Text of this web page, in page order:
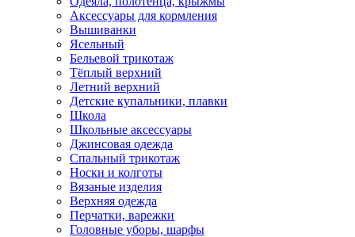
Аксессуары для кормления
Вышиванки
Ясельный
Бельевой трикотаж
Тёплый верхний
Летний верхний
Детские купальники, плавки
Школа
Школьные аксессуары
Джинсовая одежда
Спальный трикотаж
Носки и колготы
Вязаные изделия
Верхняя одежда
Перчатки, варежки
Головные уборы, шарфы